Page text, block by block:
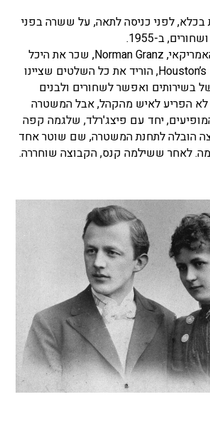
בכלא, לפני כניסה לתאה, על ששרה בפני
ב-1955.
מפיק מופעי הג'אז האמריקאי, Norman Granz, שכר את היכל
המוזיקה Houston’s Music Hall, הוריד את כל השלטים שציינו
בשירותים ואפשר לשחורים ולבנים
לא הפריע לאיש מהקהל, אבל המשטרה
יחד עם פיצג'רלד, שלגמה קפה
הובלה לתחנת המשטרה, שם שוטר אחד
לאחר ששילמה קנס, הקבוצה שוחררה.